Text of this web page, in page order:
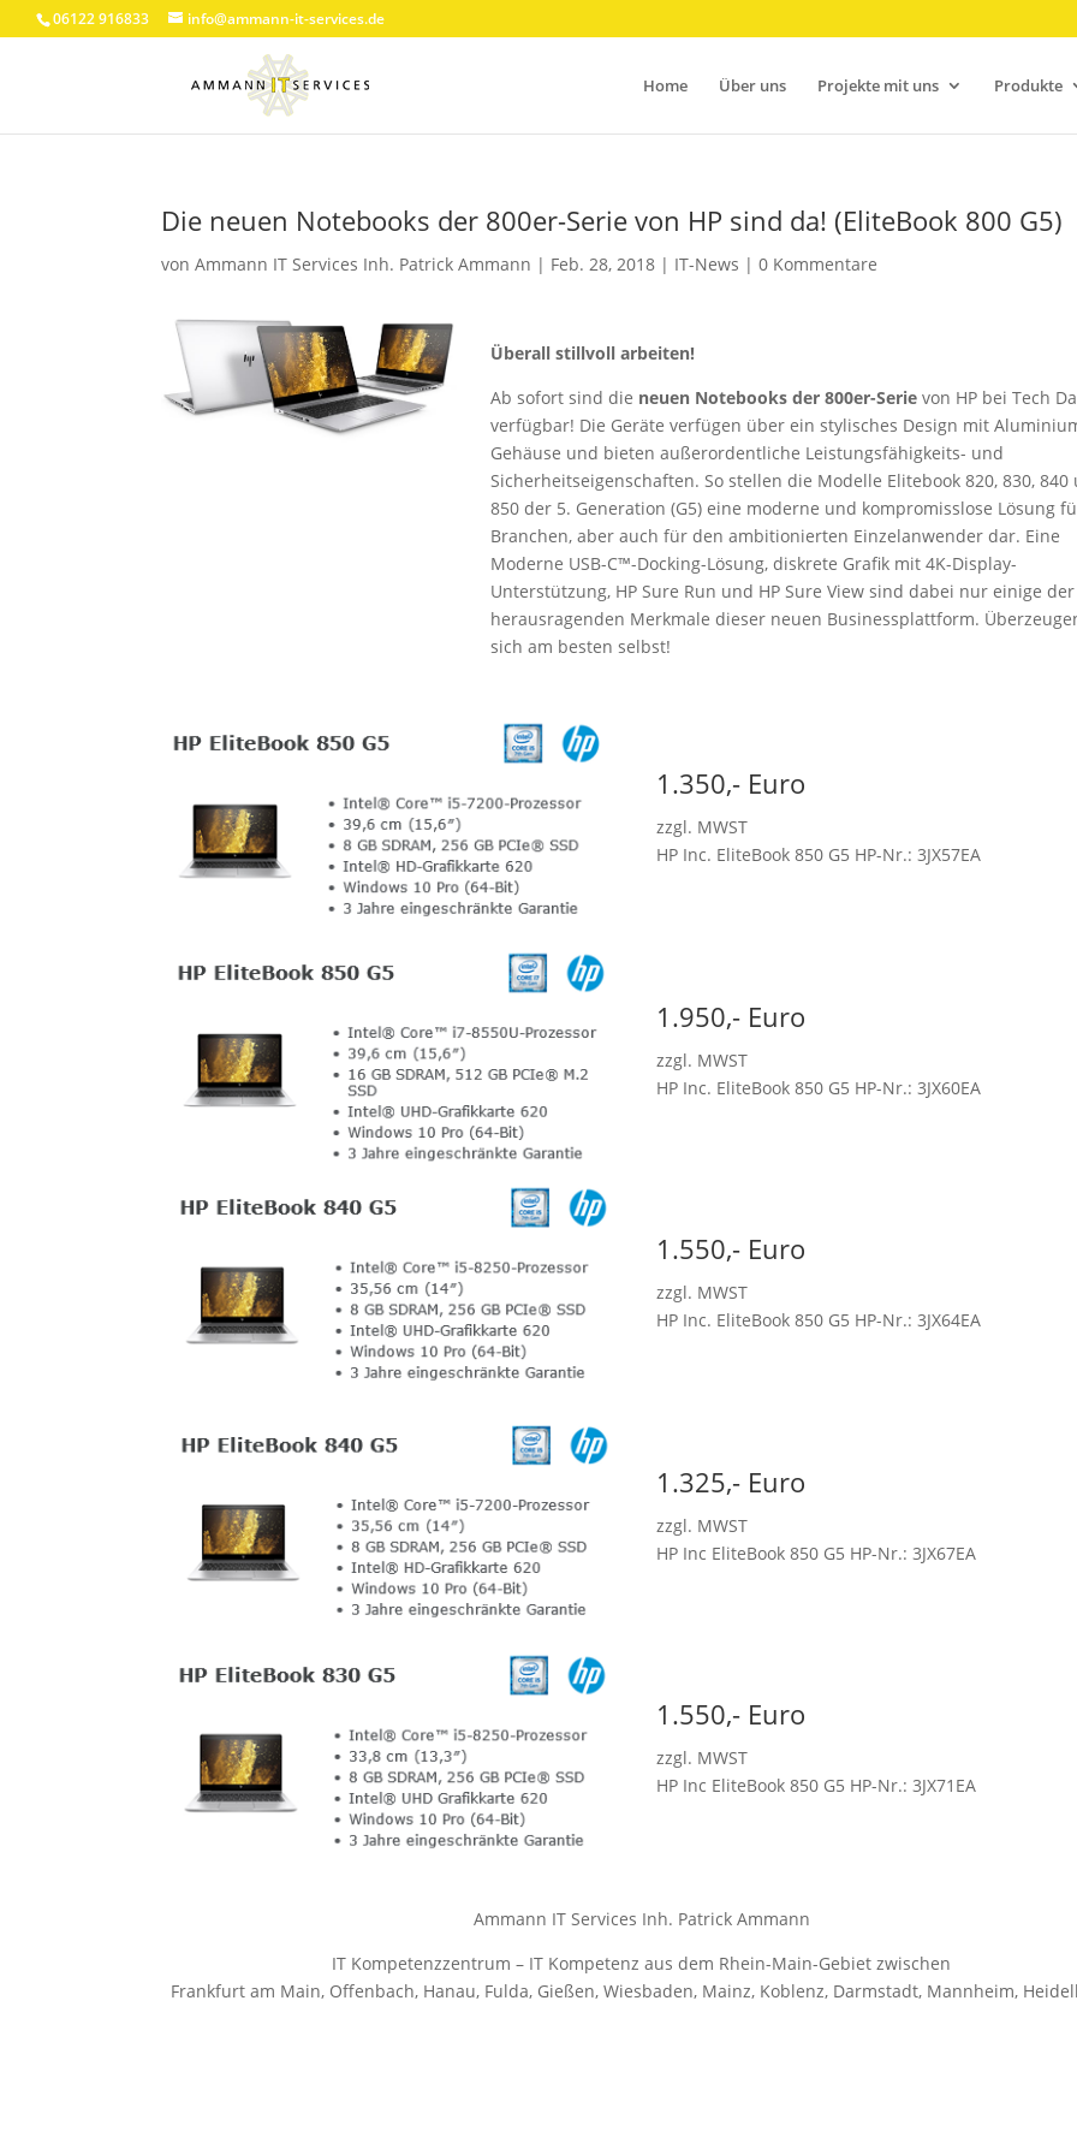
06122 916833 info@ammann-it-services.de
Home Über uns Projekte mit uns Produkte
Die neuen Notebooks der 800er-Serie von HP sind da! (EliteBook 800 G5)
vonAmmann IT Services Inh. Patrick Ammann | Feb. 28, 2018 | IT-News |0 Kommentare
Überall stillvoll arbeiten!
Ab sofort sind die neuen Notebooks der 800er-Serie von HP bei Tech
verfügbar! Die Geräte verfügen über ein stylisches Design mit
Gehäuse und bieten außerordentliche Leistungsfähigkeits- und
Sicherheitseigenschaften. So stellen die Modelle Elitebook 820, 830, 840
850 der 5. Generation (G5) eine moderne und kompromisslose Lösung
Branchen, aber auch für den ambitionierten Einzelanwender dar. Eine
Moderne USB-C™-Docking-Lösung, diskrete Grafik mit 4K-Display-
Unterstützung, HP Sure Run und HP Sure View sind dabei nur einige der
herausragenden Merkmale dieser neuen Businessplattform.
sich am besten selbst!
1.350,- Euro
zzgl. MWST
HP Inc. EliteBook 850 G5 HP-Nr.: 3JX57EA
1.950,- Euro
zzgl. MWST
HP Inc. EliteBook 850 G5 HP-Nr.: 3JX60EA
1.550,- Euro
zzgl. MWST
HP Inc. EliteBook 850 G5 HP-Nr.: 3JX64EA
1.325,- Euro
zzgl. MWST
HP Inc EliteBook 850 G5 HP-Nr.: 3JX67EA
1.550,- Euro
zzgl. MWST
HP Inc EliteBook 850 G5 HP-Nr.: 3JX71EA
Ammann IT Services Inh. Patrick Ammann
IT Kompetenzzentrum – IT Kompetenz aus dem Rhein-Main-Gebiet zwischen
Frankfurt am Main, Offenbach, Hanau, Fulda, Gießen, Wiesbaden, Mainz, Koblenz, Darmstadt, Mannheim,